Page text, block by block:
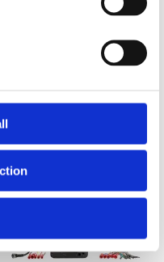
BMW Plug and Play förstärkarsats
Köp